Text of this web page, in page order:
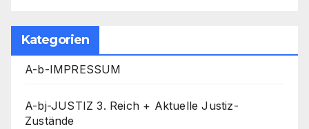
Kategorien
A-b-IMPRESSUM
A-bj-JUSTIZ 3. Reich + Aktuelle Justiz-
Zustände